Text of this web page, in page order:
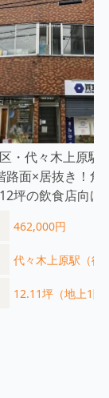
区・代々木上原駅
路面×居抜き！角
の飲食店向け
462,000円
代々木上原駅（徒
12.11坪（地上1階